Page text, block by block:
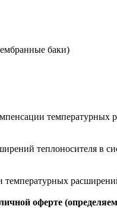
баки)
температурных
теплоносителя в
оферте